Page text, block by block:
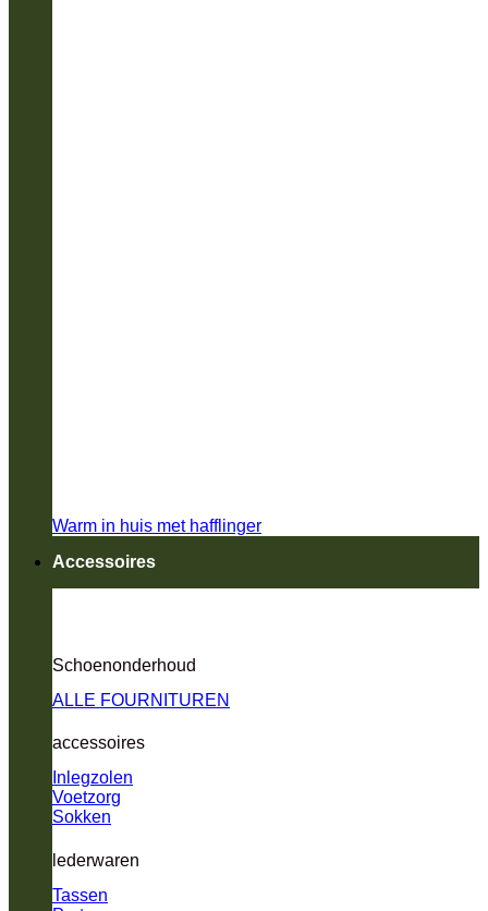
Warm in huis met hafflinger
Accessoires
Schoenonderhoud
ALLE FOURNITUREN
accessoires
Inlegzolen
Voetzorg
Sokken
lederwaren
Tassen